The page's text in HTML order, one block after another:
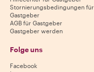
Stornierungsbedingungen für
Gastgeber
AGB für Gastgeber
Gastgeber werden
Folge uns
Facebook